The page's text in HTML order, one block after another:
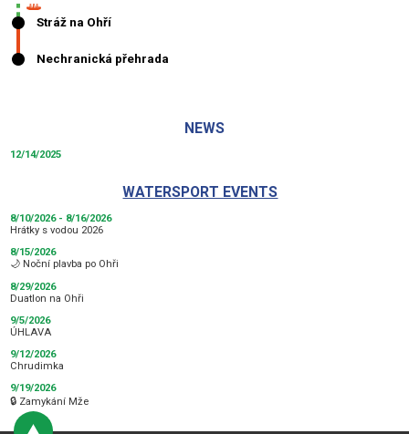
NEWS
12/14/2025
WATERSPORT EVENTS
8/10/2026 - 8/16/2026
Hrátky s vodou 2026
8/15/2026
🌙 Noční plavba po Ohři
8/29/2026
Duatlon na Ohři
9/5/2026
ÚHLAVA
9/12/2026
Chrudimka
9/19/2026
🔒 Zamykání Mže